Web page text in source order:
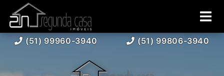
(51) 99960-3940 (51) 99806-3940